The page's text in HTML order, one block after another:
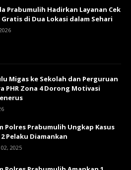
Prabumulih Hadirkan Layanan Cek
di Dua Lokasi dalam Sehari
Migas ke Sekolah dan Perguruan
PHR Zona 4 Dorong Motivasi
Polres Prabumulih Ungkap Kasus
Pelaku Diamankan
2025